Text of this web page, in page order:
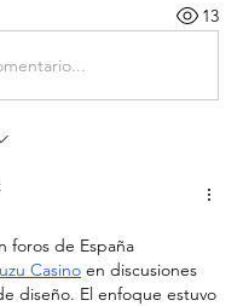
13
foros de España
Casino en discusiones
diseño. El enfoque estuvo